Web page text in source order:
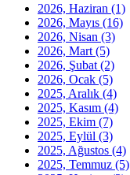
2026, Haziran (1)
2026, Mayıs (16)
2026, Nisan (3)
2026, Mart (5)
2026, Şubat (2)
2026, Ocak (5)
2025, Aralık (4)
2025, Kasım (4)
2025, Ekim (7)
2025, Eylül (3)
2025, Ağustos (4)
2025, Temmuz (5)